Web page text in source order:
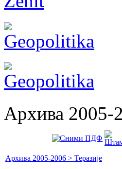
Архива 2005-
Архива 2005-2006 > Теразије